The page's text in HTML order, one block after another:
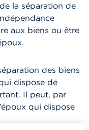
la séparation de
aux biens ou être
des biens
dispose de
Il peut, par
qui dispose